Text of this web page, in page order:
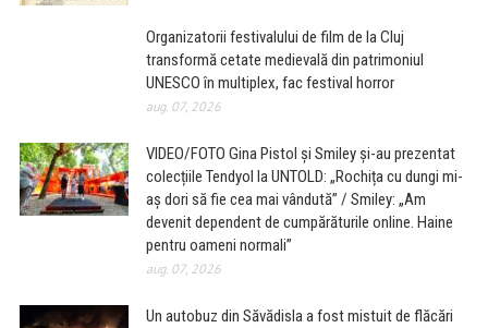
Organizatorii festivalului de film de la Cluj
transformă cetate medievală din patrimoniul
UNESCO în multiplex, fac festival horror
aug. 07, 2026
VIDEO/FOTO Gina Pistol și Smiley și-au prezentat
colecțiile Tendyol la UNTOLD: „Rochița cu dungi mi-
aș dori să fie cea mai vândută” / Smiley: „Am
devenit dependent de cumpărăturile online. Haine
pentru oameni normali”
aug. 07, 2026
Un autobuz din Săvădisla a fost mistuit de flăcări